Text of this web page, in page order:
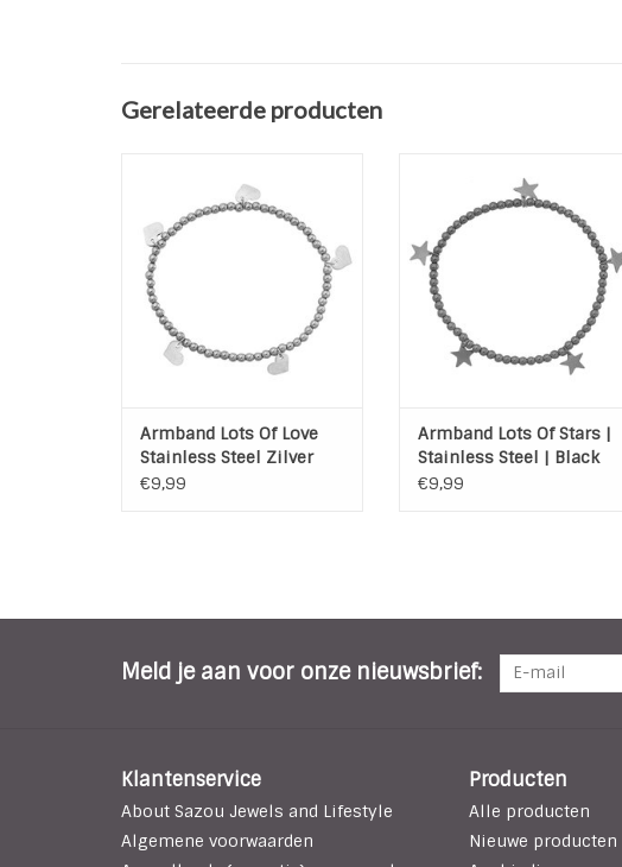
Gerelateerde producten
Stainless Steel.
Kleur: Zilver
Materiaal: Stainless Steel / RVS
Doosnee kralen: 3 mm
TOEVOEGEN AAN WINKELWAGEN
Armband Lots Of Love
Stainless Steel Zilver
€9,99
Stars Stainless Steel Black
Plated.
TOEVOEGEN AAN WINKELWAGEN
Armband Lots Of Stars |
Stainless Steel | Black
Plated
€9,99
Meld je aan voor onze nieuwsbrief:
Klantenservice
About Sazou Jewels and Lifestyle
Algemene voorwaarden
Producten
Alle producten
Nieuwe producten